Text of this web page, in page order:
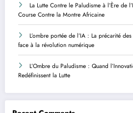
La Lutte Contre le Paludisme à l’Ère de
Course Contre la Montre Africaine
L’ombre portée de l’IA : La précarité
face à la révolution numérique
L’Ombre du Paludisme : Quand
Redéfinissent la Lutte